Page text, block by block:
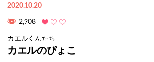
2020.10.20
2,908
カエルくんたち
カエルのぴょこ